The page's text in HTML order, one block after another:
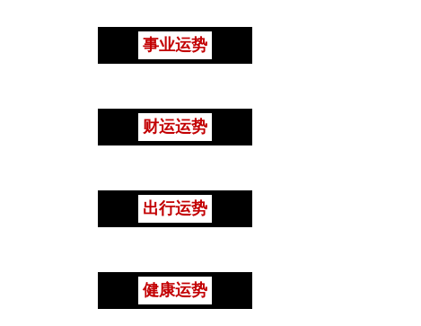
事业运势
财运运势
出行运势
健康运势